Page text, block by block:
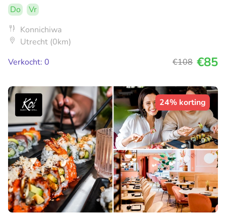
Do
Vr
Konnichiwa
Utrecht (0km)
Verkocht: 0
€108 €85
24% korting